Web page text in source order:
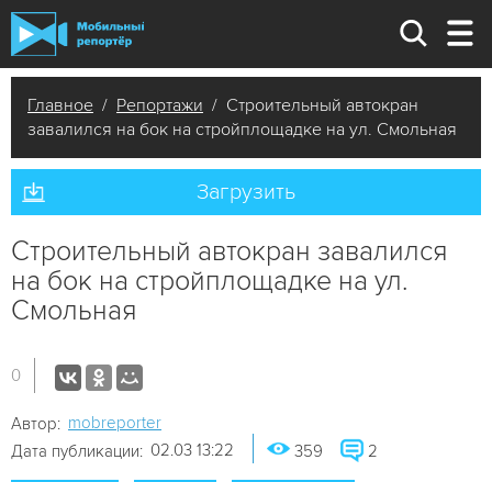
Главное / Репортажи / Строительный автокран
завалился на бок на стройплощадке на ул. Смольная
Загрузить
Строительный автокран завалился
на бок на стройплощадке на ул.
Смольная
0
Автор: mobreporter
Дата публикации: 02.03 13:22 359 2